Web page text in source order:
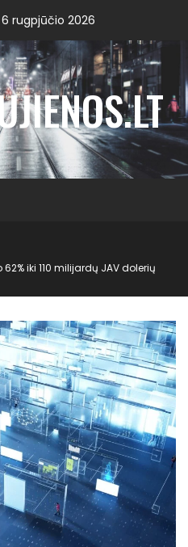
rugpjūčio 2026
iki 110 milijardų JAV dolerių